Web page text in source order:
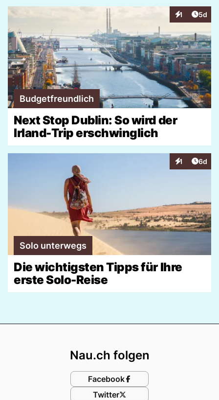
1
Interaktionen
5d
Budgetfreundlich
Next Stop Dublin: So wird der
Irland-Trip erschwinglich
1
Interaktionen
6d
Solo unterwegs
Die wichtigsten Tipps für Ihre
erste Solo-Reise
Nau.ch folgen
Facebook
Twitter